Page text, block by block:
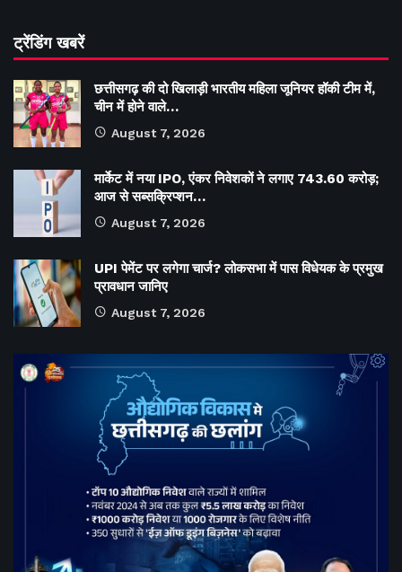
ट्रेंडिंग खबरें
छत्तीसगढ़ की दो खिलाड़ी भारतीय महिला जूनियर हॉकी टीम में,
चीन में होने वाले…
August 7, 2026
मार्केट में नया IPO, एंकर निवेशकों ने लगाए 743.60 करोड़;
आज से सब्सक्रिप्शन…
August 7, 2026
UPI पेमेंट पर लगेगा चार्ज? लोकसभा में पास विधेयक के प्रमुख
प्रावधान जानिए
August 7, 2026